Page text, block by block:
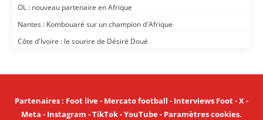
OL : nouveau partenaire en Afrique
Nantes : Kombouaré sur un champion d'Afrique
Côte d'Ivoire : le sourire de Désiré Doué
Partenaires: Foot live- Mercato football - Interviews Foot-X-
Meta - Instagram -TikTok-YouTube- Paramètres cookies.